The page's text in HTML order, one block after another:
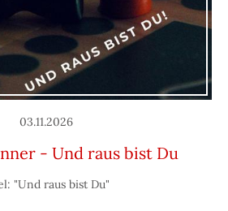
03.11.2026
- Und raus bist Du
"Und raus bist Du"